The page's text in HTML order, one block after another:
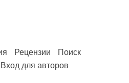
Рецензии
Поиск
Вход для авторов